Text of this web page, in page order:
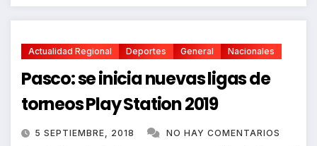
Actualidad Regional Deportes General Nacionales
Pasco: se inicia nuevas ligas de
torneos Play Station 2019
5 SEPTIEMBRE, 2018 NO HAY COMENTARIOS